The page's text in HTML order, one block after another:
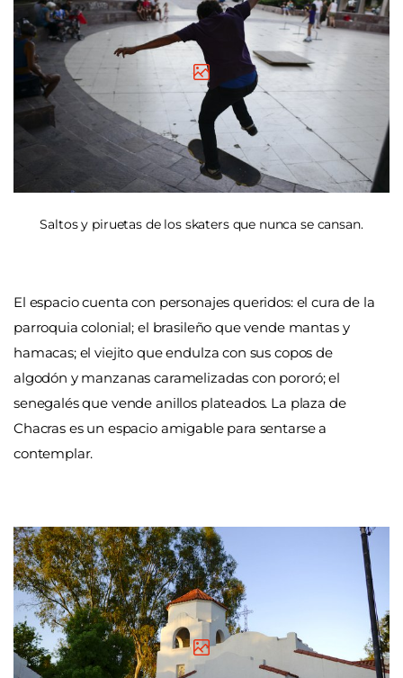
Saltos y piruetas de los skaters que nunca se cansan.
El espacio cuenta con personajes queridos: el cura de la
parroquia colonial; el brasileño que vende mantas y
hamacas; el viejito que endulza con sus copos de
algodón y manzanas caramelizadas con pororó; el
senegalés que vende anillos plateados. La plaza de
Chacras es un espacio amigable para sentarse a
contemplar.